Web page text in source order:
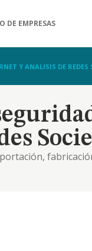
DE EMPRESAS
Y ANALISIS DE REDES
y